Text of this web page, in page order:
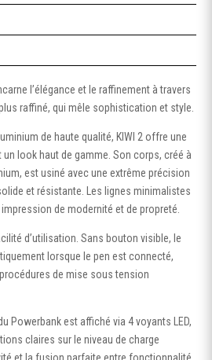
l’élégance et le raffinement à travers
raffiné, qui mêle sophistication et style.
de haute qualité, KIWI 2 offre une
look haut de gamme. Son corps, créé à
est usiné avec une extrême précision
et résistante. Les lignes minimalistes
de modernité et de propreté.
d’utilisation. Sans bouton visible, le
lorsque le pen est connecté,
de mise sous tension
Powerbank est affiché via 4 voyants LED,
claires sur le niveau de charge